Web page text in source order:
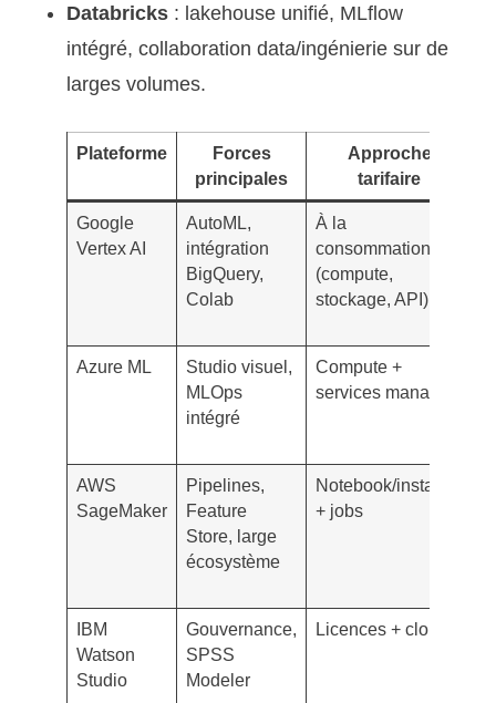
Databricks : lakehouse unifié, MLflow
intégré, collaboration data/ingénierie sur de
larges volumes.
Plateforme
Forces
principales
Approche
tarifaire
Google
Vertex AI
AutoML,
intégration
BigQuery,
Colab
À la
consommation
(compute,
stockage, API)
Azure ML
Studio visuel,
MLOps
intégré
Compute +
services managés
AWS
SageMaker
Pipelines,
Feature
Store, large
écosystème
Notebook/instance
+ jobs
IBM
Watson
Studio
Gouvernance,
SPSS
Modeler
Licences + cloud